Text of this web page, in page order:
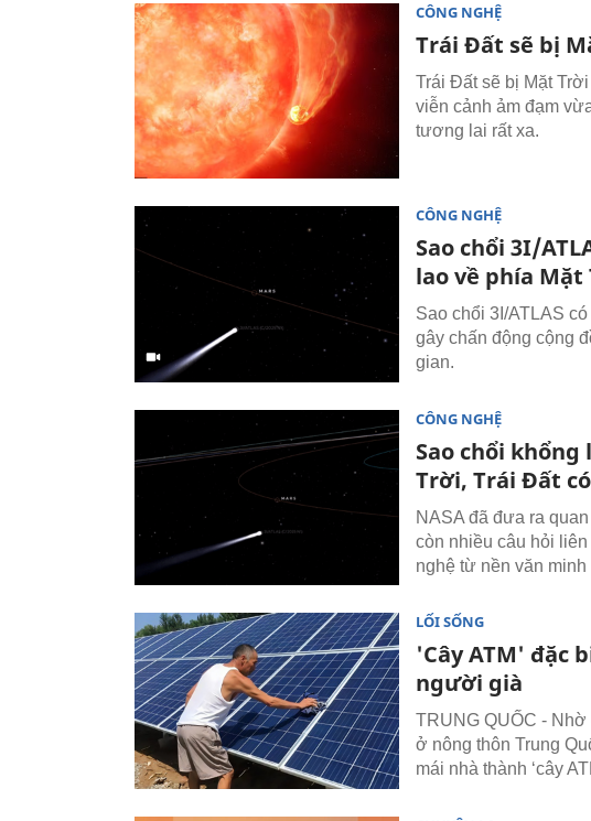
CÔNG NGHỆ
Trái Đất sẽ bị
Trái Đất sẽ bị Mặt
viễn cảnh ảm đạm
tương lai rất xa.
CÔNG NGHỆ
Sao chổi 3I/
lao về phía Mặt
Sao chổi 3I/ATLAS
gây chấn động cộng
gian.
CÔNG NGHỆ
Sao chổi khổng
Trời, Trái Đất
NASA đã đưa ra
còn nhiều câu hỏi
nghệ từ nền văn minh
LỐI SỐNG
'Cây ATM' đặc
người già
TRUNG QUỐC -
ở nông thôn Trung
mái nhà thành ‘cây